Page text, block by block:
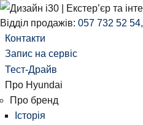
Відділ продажів: 057 732 52 54,
Контакти
Запис на сервіс
Тест-Драйв
Про Hyundai
Про бренд
Історія